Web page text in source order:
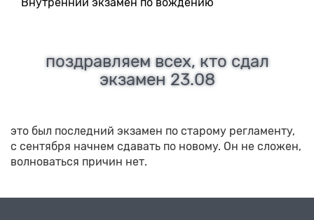
Внутренний экзамен по вождению
поздравляем всех, кто сдал
экзамен 23.08
это был последний экзамен по старому регламенту,
с сентября начнем сдавать по новому. Он не сложен,
волноваться причин нет.